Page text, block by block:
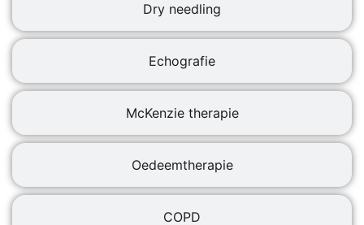
Dry needling
Echografie
McKenzie therapie
Oedeemtherapie
COPD